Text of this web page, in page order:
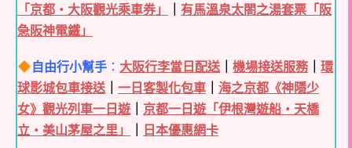
「京都・大阪觀光乘車券」
有馬溫泉太閤之湯套票「阪
急阪神電鐵」
自由行小幫手 ： 大阪行李當日配送｜機場接送服務 ｜環
球影城包車接送｜ 一日客製化包車
海之京都《神隱少
女》觀光列車一日遊｜ 京都一日遊「伊根灣遊船・天橋
立・美山茅屋之里」
日本優惠網卡